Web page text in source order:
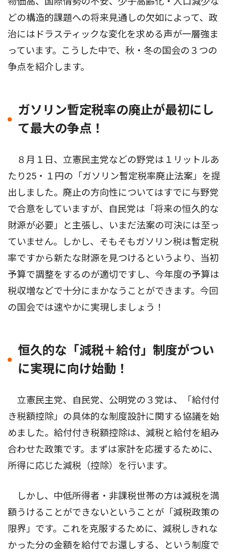
どの構造的課題への将来見通しの欠如によって、政
治にはドラスティックな変化を求める声が一層強ま
っています。こうした中で、秋・冬の国会の３つの
争点を紹介します。
ガソリン暫定税率の廃止が最初にし
て最大の争点！
８月１日、立憲民主党などの野党は１リットルあ
たり25・１円の「ガソリン暫定税率廃止法案」を提
出しました。廃止の方向性についてはすでに与野党
で合意をしていますが、自民党は「将来の恒久的な
財源が必要」と主張し、いまだ法案の可決には至っ
ていません。しかし、そもそもガソリン税は暫定税
率ですから新たな財源を見つけるというより、当初
予算で調整をするのが適切ですし、今年度の予算は
税収増などで十分にまかなうことができます。今回
の国会では速やかに実現しましょう！
恒久的な「減税＋給付」制度がつい
に実現に向け始動！
立憲民主党、自民党、公明党の３党は、「給付付
き税額控除」の具体的な制度設計に関する協議を始
めました。給付付き税額控除は、減税と給付を組み
合わせた政策です。まずは家計を応援するために、
所得に応じた減税（控除）を行います。
しかし、中低所得者・非課税世帯の方は減税を満
額うけることができないということが「減税政策の
限界」です。これを克服するために、減税しきれな
かった分の金額を給付でお還しする、という制度で